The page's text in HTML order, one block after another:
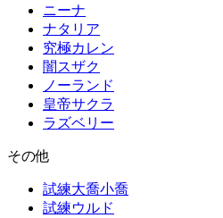
ニーナ
ナタリア
究極カレン
闇スザク
ノーランド
皇帝サクラ
ラズベリー
その他
試練大喬小喬
試練ウルド